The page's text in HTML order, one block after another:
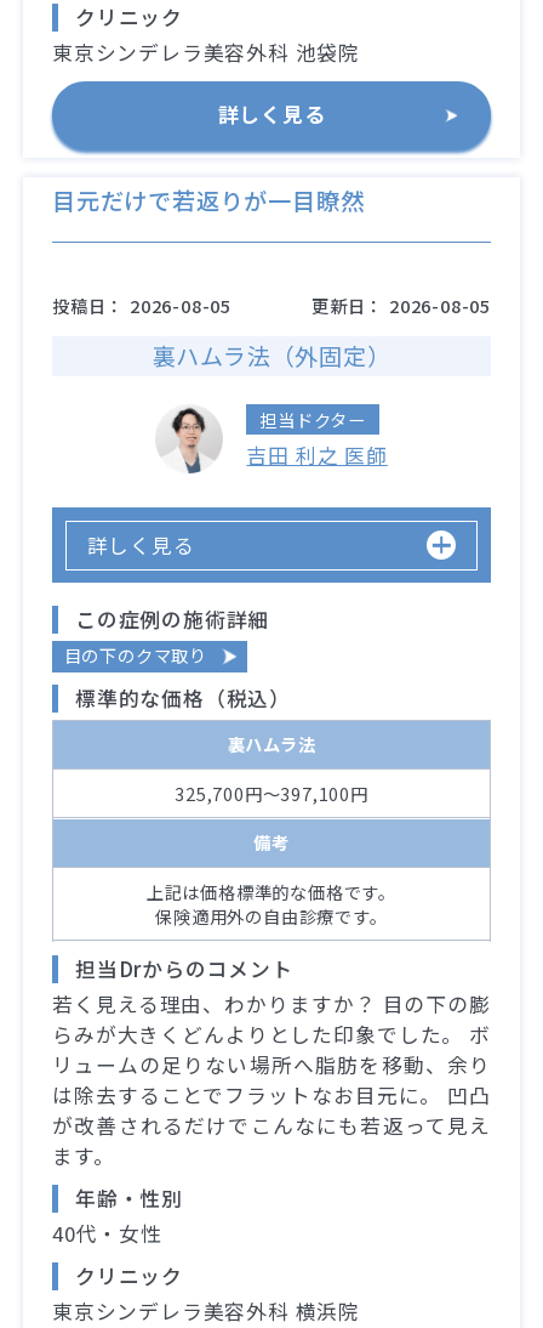
クリニック
東京シンデレラ美容外科 池袋院
詳しく見る
目元だけで若返りが一目瞭然
投稿日： 2026-08-05 更新日： 2026-08-05
裏ハムラ法（外固定）
担当ドクター
吉田 利之 医師
詳しく見る
この症例の施術詳細
目の下のクマ取り
標準的な価格（税込）
裏ハムラ法
325,700円～397,100円
備考
上記は価格標準的な価格です。
保険適用外の自由診療です。
担当Drからのコメント
若く見える理由、わかりますか？ 目の下の膨
らみが大きくどんよりとした印象でした。 ボ
リュームの足りない場所へ脂肪を移動、余り
は除去することでフラットなお目元に。 凹凸
が改善されるだけでこんなにも若返って見え
ます。
年齢・性別
40代・女性
クリニック
東京シンデレラ美容外科 横浜院